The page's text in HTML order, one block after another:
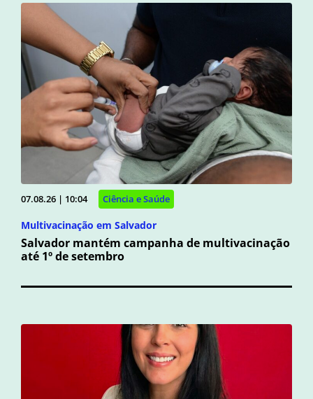
07.08.26 | 10:04 Ciência e Saúde
Multivacinação em Salvador
Salvador mantém campanha de multivacinação
até 1º de setembro